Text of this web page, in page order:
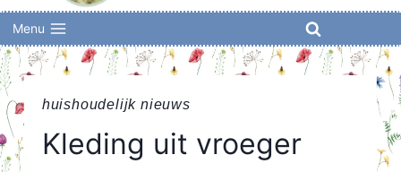
Menu
huishoudelijk nieuws
Kleding uit vroeger